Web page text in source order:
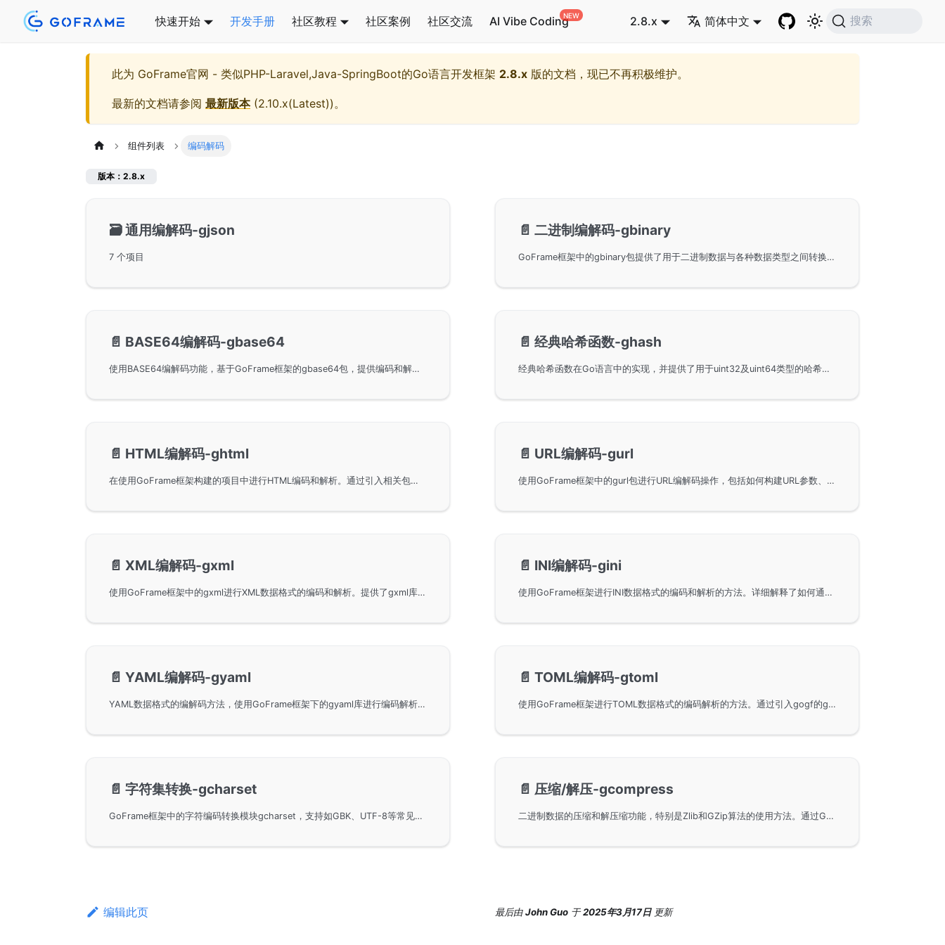
快速开始 开发手册 社区教程 社区案例 社区交流 AI Vibe Coding 2.8.x 简体中文 搜索
此为 GoFrame官网 - 类似PHP-Laravel,Java-SpringBoot的Go语言开发框架 2.8.x 版的文档，现已不再积极维护。
最新的文档请参阅 最新版本(2.10.x(Latest))。
组件列表 编码解码
版本：2.8.x
🗃️通用编解码-gjson
7 个项目
📄️ 二进制编解码-gbinary
GoFrame框架中的gbinary包提供了用于二进制数据与各种数据类型之间转换的编解码功能，广泛应用于网络通信和数据文件操作。支持对整型数据进行按位精准处理，并提供了一系列编码和解码接口，以确保数据在不同类型和平台间的高效转换。
📄️ BASE64编解码-gbase64
使用BASE64编解码功能，基于GoFrame框架的gbase64包，提供编码和解码方法。通过GitHub链接和接口文档了解更多，适用于Go语言开发者的实用组件。
📄️ 经典哈希函数-ghash
经典哈希函数在Go语言中的实现，并提供了用于uint32及uint64类型的哈希函数的使用方式。通过GoFrame框架，用户可以更高效地实现哈希功能，文档中包括了详细的接口文档和基准测试结果，帮助用户优化和理解编码性能。同时，通过简单的重复性测试，展示了不同哈希函数的特性和表现。
📄️ HTML编解码-ghtml
在使用GoFrame框架构建的项目中进行HTML编码和解析。通过引入相关包，可以轻松对HTML内容进行处理。文末提供了官方接口文档的链接，进一步帮助开发者理解和使用。
📄️ URL编解码-gurl
使用GoFrame框架中的gurl包进行URL编解码操作，包括如何构建URL参数、对URL参数进行编码和解码，以及如何解析URL以获取其不同组件。这些功能对于在Go语言中进行网络编程和数据传输时非常有用，适合有类似需求的开发者参考。
📄️ XML编解码-gxml
使用GoFrame框架中的gxml进行XML数据格式的编码和解析。提供了gxml库的基本使用方法以及相关接口文档的链接，帮助开发者在Go语言项目中轻松处理XML数据。具体实现包括import语句与gxml库的调用示例。
📄️ INI编解码-gini
使用GoFrame框架进行INI数据格式的编码和解析的方法。详细解释了如何通过GoFrame框架中的gini包进行INI的编解码，并提供了相关的接口文档链接，方便开发者查阅。
📄️ YAML编解码-gyaml
YAML数据格式的编解码方法，使用GoFrame框架下的gyaml库进行编码解析。通过导入github.com/gogf/gf/v2/encoding/gyaml包，可以方便地处理YAML格式的数据。此外，还提供了接口文档的链接供用户参考。
📄️ TOML编解码-gtoml
使用GoFrame框架进行TOML数据格式的编码解析的方法。通过引入gogf的gtoml包，可以方便地对TOML格式的数据进行编解码操作。文章还提供了接口文档的链接，帮助开发者更深入了解gtoml的使用细节。
📄️ 字符集转换-gcharset
GoFrame框架中的字符编码转换模块gcharset，支持如GBK、UTF-8等常见字符集的转换，为开发者提供了灵活的字符集兼容性。通过导入相关包，开发者可以实现不同字符集之间的转换，从而满足多语言、多地区用户的需求，提升应用程序的国际化与本地化能力。
📄️ 压缩/解压-gcompress
二进制数据的压缩和解压缩功能，特别是Zlib和GZip算法的使用方法。通过GoFrame框架，用户可以轻松实现数据压缩解压，具体实现请参考接口文档。本页面提供详细的调用示例和相关技术文档链接，帮助开发者快速上手。
编辑此页 最后由John Guo 于2025年3月17日 更新